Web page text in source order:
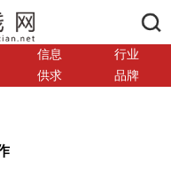
信息
行业
供求 品牌